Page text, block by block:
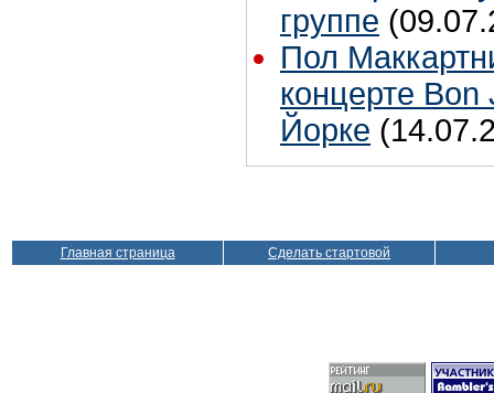
группе
Пол
концерте
Йорке
Главная страница Сделать стартовой